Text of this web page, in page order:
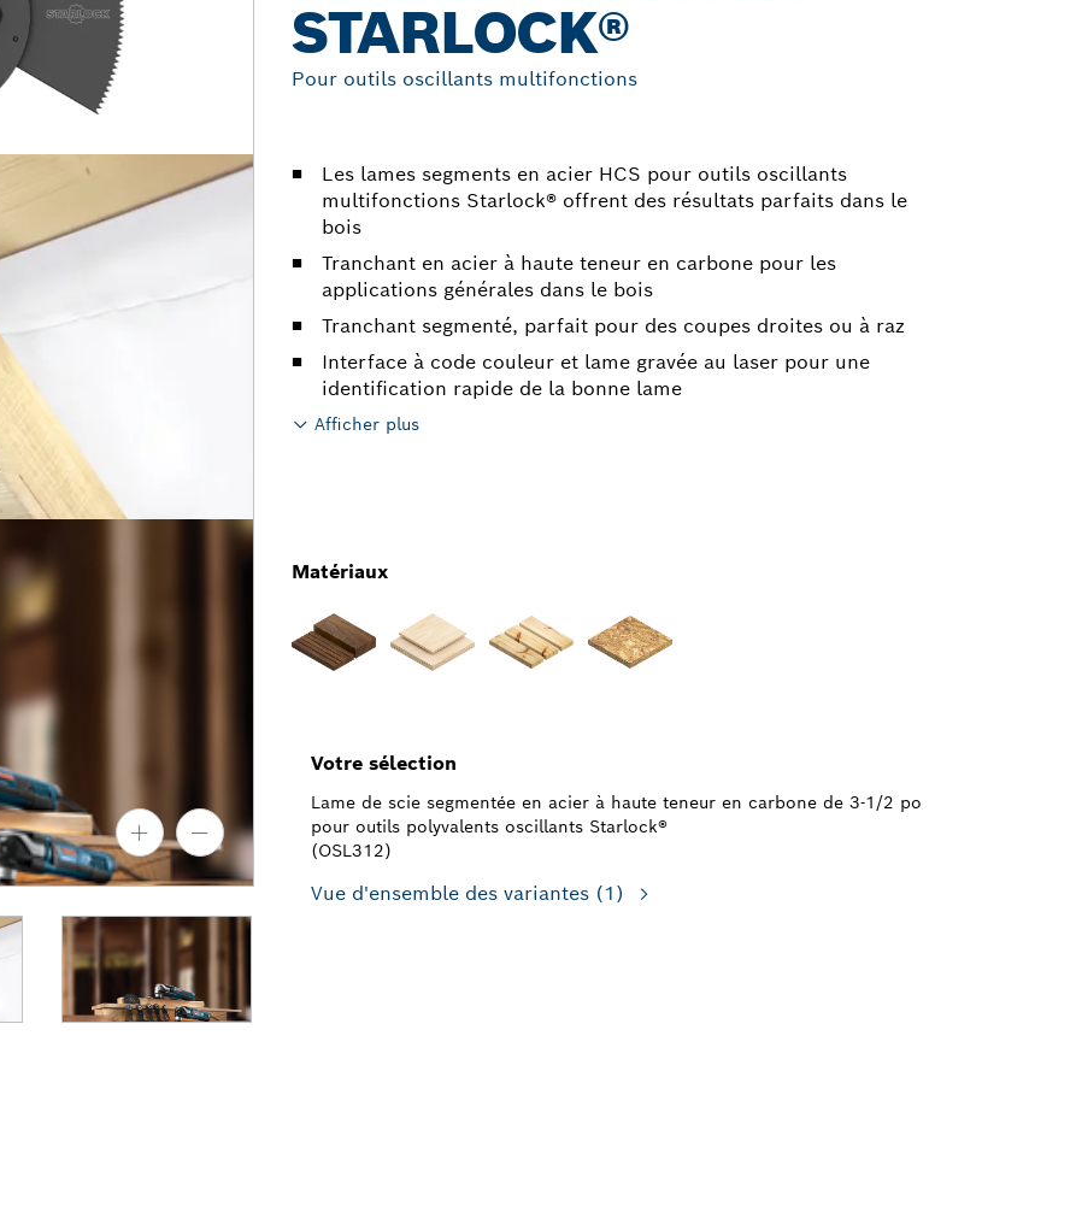
STARLOCK®
Pour outils oscillants multifonctions
Les lames segments en acier HCS pour outils oscillants
multifonctions Starlock® offrent des résultats parfaits dans le
bois
Tranchant en acier à haute teneur en carbone pour les
applications générales dans le bois
Tranchant segmenté, parfait pour des coupes droites ou à raz
Interface à code couleur et lame gravée au laser pour une
identification rapide de la bonne lame
Afficher plus
Matériaux
Votre sélection
Lame de scie segmentée en acier à haute teneur en carbone de 3-1/2 po
pour outils polyvalents oscillants Starlock®
(OSL312)
Vue d'ensemble des variantes (1)